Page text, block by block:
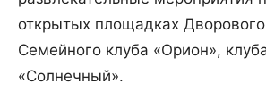
открытых площадках
Семейного клуба «Орион»,
«Солнечный».